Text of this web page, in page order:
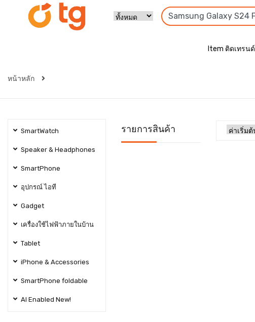
Item ติดเทรนด์
หน้าหลัก
SmartWatch
Speaker & Headphones
SmartPhone
อุปกรณ์ ไอที
Gadget
เครื่องใช้ไฟฟ้าภายในบ้าน
Tablet
iPhone & Accessories
SmartPhone foldable
AI Enabled New!
รายการสินค้า